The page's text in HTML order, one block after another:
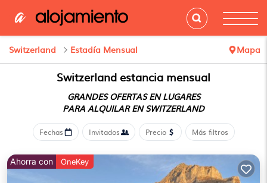
Switzerland Estadía Mensual Mapa
Switzerland estancia mensual
GRANDES OFERTAS EN LUGARES
PARA ALQUILAR EN SWITZERLAND
Fechas Invitados Precio Más filtros
Ahorra con OneKey